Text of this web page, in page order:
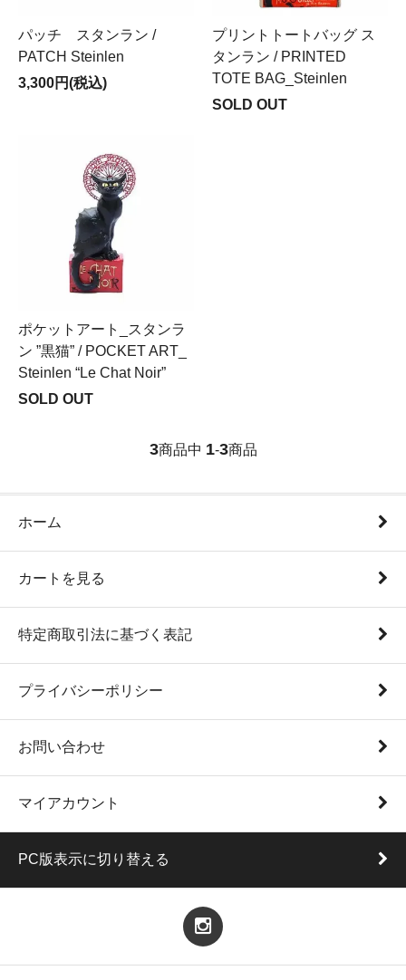
パッチ スタンラン /
PATCH Steinlen
3,300円(税込)
プリントトートバッグ ス
タンラン / PRINTED
TOTE BAG_Steinlen
SOLD OUT
ポケットアート_スタンラ
ン ”黒猫” / POCKET ART_
Steinlen “Le Chat Noir”
SOLD OUT
3商品中 1-3商品
ホーム
カートを見る
特定商取引法に基づく表記
プライバシーポリシー
お問い合わせ
マイアカウント
PC版表示に切り替える